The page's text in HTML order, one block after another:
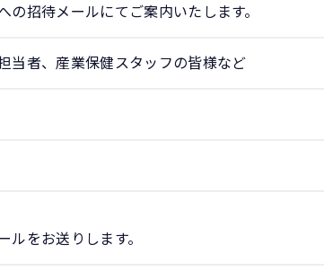
招待メールにてご案内いたします。
当者、産業保健スタッフの皆様など​
をお送りします。